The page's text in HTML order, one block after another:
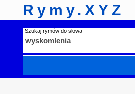
Rymy.XYZ
Szukaj rymów do słowa